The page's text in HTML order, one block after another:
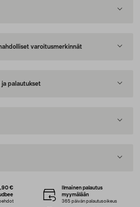
varoitusmerkinnät
palautukset
€
Ilmainen palautus
myymälään
365 päivän palautusoikeus